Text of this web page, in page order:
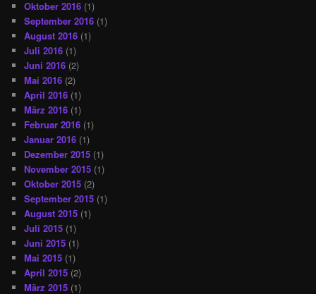
Oktober 2016 (1)
September 2016 (1)
August 2016 (1)
Juli 2016 (1)
Juni 2016 (2)
Mai 2016 (2)
April 2016 (1)
März 2016 (1)
Februar 2016 (1)
Januar 2016 (1)
Dezember 2015 (1)
November 2015 (1)
Oktober 2015 (2)
September 2015 (1)
August 2015 (1)
Juli 2015 (1)
Juni 2015 (1)
Mai 2015 (1)
April 2015 (2)
März 2015 (1)